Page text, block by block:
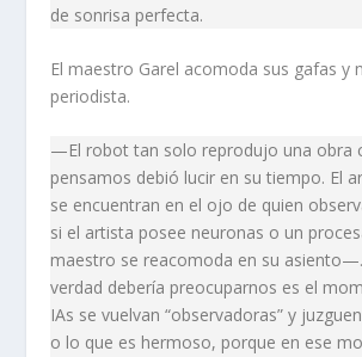
de sonrisa perfecta.
El maestro Garel acomoda sus gafas y
periodista.
—El robot tan solo reprodujo una obra
pensamos debió lucir en su tiempo. El
se encuentran en el ojo de quien
si el artista posee neuronas o un
maestro se reacomoda en su
verdad debería preocuparnos es el
IAs se vuelvan “observadoras” y
o lo que es hermoso, porque en ese